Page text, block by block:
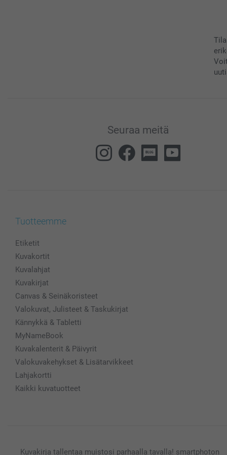
Seuraa meitä
Tuotteemme
Etiketit
Kuvakortit
Kuvalahjat
Kuvakirjat
Canvas & Seinäkoristeet
Valokuvat, Julisteet & Taskukirjat
Kännykkä & Tabletti
MyNameBook
Kuvakalenterit & Päivyrit
Valokuvakehykset & Lisätarvikkeet
Lahjakortti
Kaikki kuvatuotteet
Kuvakirja tallentaa muistosi parhaalla tavalla! smartphoton